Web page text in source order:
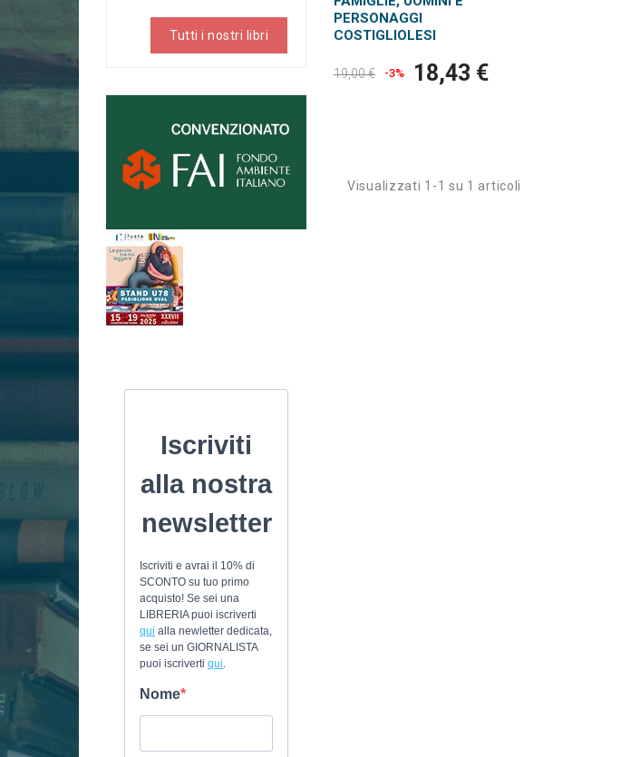
Tutti i nostri libri
PERSONAGGI
COSTIGLIOLESI
19,00 € -3% 18,43 €
Visualizzati 1-1 su 1 articoli